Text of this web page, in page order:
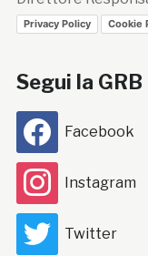
Privacy Policy Cookie
Segui la GRB
Facebook
Instagram
Twitter